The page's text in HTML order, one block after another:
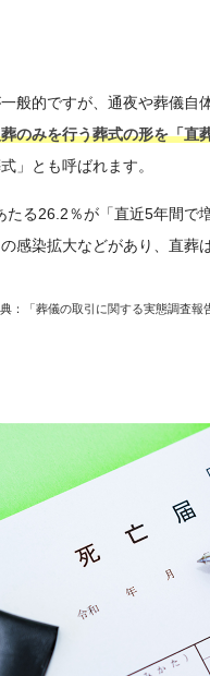
般的ですが、通夜や葬儀自
のみを行う葬式の形を「直
」とも呼ばれます。
る26.2％が「直近5年間で
感染拡大などがあり、直葬
： 「葬儀の取引に関する実態調査報